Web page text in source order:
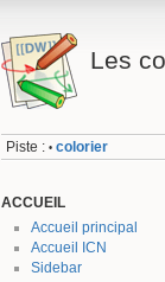
Les
Piste : • colorier
ACCUEIL
Accueil principal
Accueil ICN
Sidebar